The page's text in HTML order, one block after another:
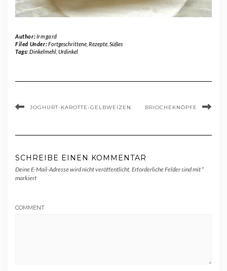
Author:Irmgard
Filed Under:Fortgeschrittene, Rezepte, Süßes
Tags: Dinkelmehl, Urdinkel
JOGHURT-KAROTTE-GELBWEIZEN BRIOCHEKNÖPFE
SCHREIBE EINEN KOMMENTAR
Deine E-Mail-Adresse wird nicht veröffentlicht. Erforderliche Felder sind mit *
markiert
COMMENT